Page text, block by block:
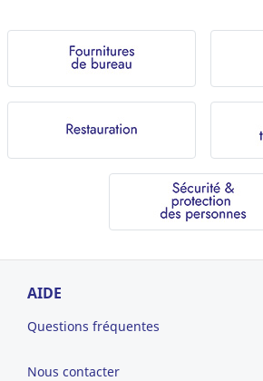
AIDE
Questions fréquentes
Nous contacter